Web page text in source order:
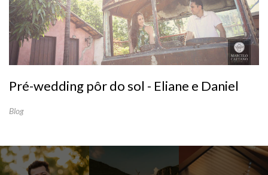
Pré-wedding pôr do sol - Eliane e Daniel
Blog